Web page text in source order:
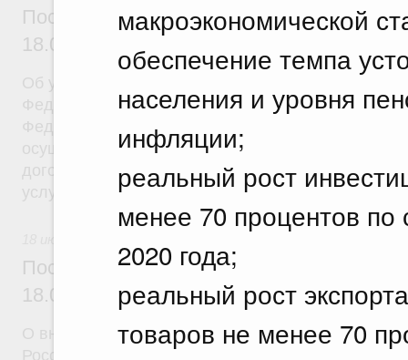
макроэкономической
обеспечение темпа
населения и уровня
инфляции;
реальный рост
менее 70 процентов
2020 года;
реальный рост
товаров не менее 70
Постановление Правительства
18.07.2026 г. № 908
Федеральной службы войск национальной
Федерации (территориального органа),
осуществление частной детективной
договора на оказание сыскных услуг и об
Постановление Правительства
18.07.2026 г. № 910
О внесении изменений в некоторые акты